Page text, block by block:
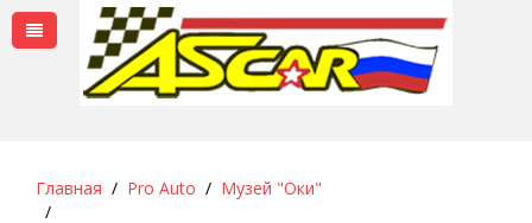
Главная Pro Auto Музей "Оки"